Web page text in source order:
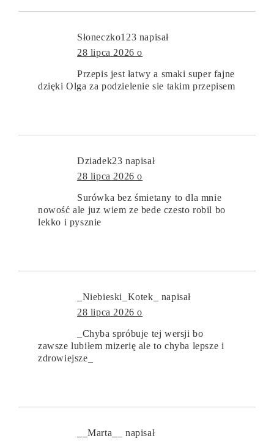
Słoneczko123 napisał
28 lipca 2026 o
Przepis jest łatwy a smaki super fajne
dzięki Olga za podzielenie sie takim przepisem
Dziadek23 napisał
28 lipca 2026 o
Surówka bez śmietany to dla mnie
nowość ale juz wiem ze bede czesto robil bo
lekko i pysznie
_Niebieski_Kotek_
napisał
28 lipca 2026 o
_Chyba spróbuje tej wersji bo
zawsze lubiłem mizerię ale to chyba lepsze i
zdrowiejsze_
__Marta__ napisał